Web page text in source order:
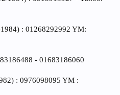
: 01268292992 YM:
- 01683186060
: 0976098095 YM :